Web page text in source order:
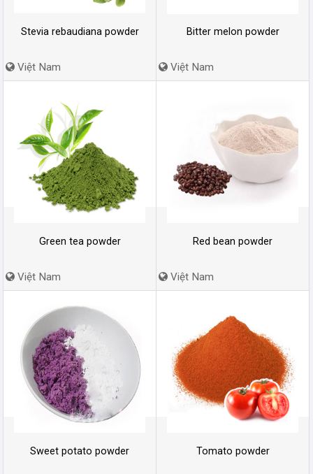
Stevia rebaudiana powder
Việt Nam
Bitter melon powder
Việt Nam
Green tea powder
Việt Nam
Red bean powder
Việt Nam
Sweet potato powder Tomato powder